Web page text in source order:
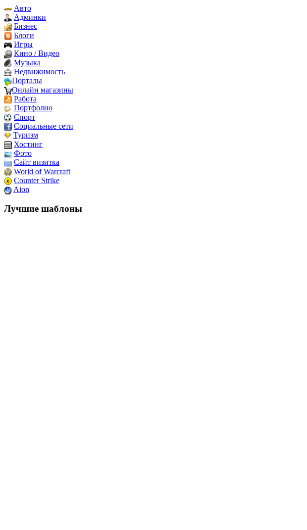
Авто
Админки
Бизнес
Блоги
Игры
Кино / Видео
Музыка
Недвижимость
Порталы
Онлайн магазины
Работа
Портфолио
Спорт
Социальные сети
Туризм
Хостинг
Фото
Сайт визитка
World of Warcraft
Counter Strike
Aion
Лучшие шаблоны